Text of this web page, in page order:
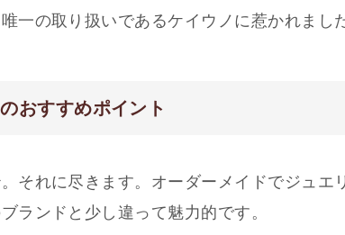
一の取り扱いであるケイウノに惹かれまし
おすすめポイント
それに尽きます。オーダーメイドでジュ
ランドと少し違って魅力的です。